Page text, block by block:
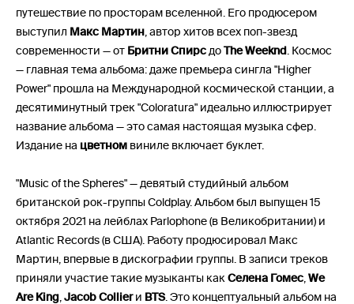
путешествие по просторам вселенной. Его продюсером
выступил Макс Мартин , автор хитов всех поп-звезд
современности — от Бритни Спирс доThe Weeknd . Космос
— главная тема альбома: даже премьера сингла "Higher
Power" прошла на Международной космической станции, а
десятиминутный трек "Coloratura" идеально иллюстрирует
название альбома — это самая настоящая музыка сфер.
Издание на цветном виниле включает буклет.
"Music of the Spheres" — девятый студийный альбом
британской рок-группы Coldplay. Альбом был выпущен 15
октября 2021 на лейблах Parlophone (в Великобритании) и
Atlantic Records (в США). Работу продюсировал Макс
Мартин, впервые в дискографии группы. В записи треков
приняли участие такие музыканты как Селена Гомес We
Are King Jacob Collierи BTS. Это концептуальный альбом на